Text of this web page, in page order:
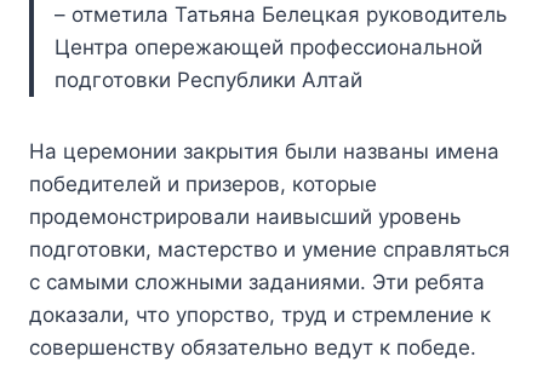
– отметила Татьяна Белецкая руководитель
Центра опережающей профессиональной
подготовки Республики Алтай
На церемонии закрытия были названы имена
победителей и призеров, которые
продемонстрировали наивысший уровень
подготовки, мастерство и умение справляться
с самыми сложными заданиями. Эти ребята
доказали, что упорство, труд и стремление к
совершенству обязательно ведут к победе.